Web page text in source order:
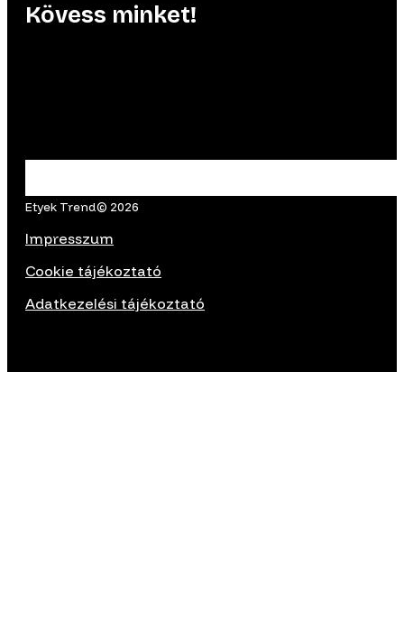
Kövess minket!
Etyek Trend© 2026
Impresszum
Cookie tájékoztató
Adatkezelési tájékoztató